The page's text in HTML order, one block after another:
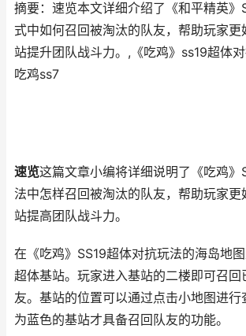
摘要：速览本文详细介绍了《和平精英》
式中如何召回被淘汰的队友，帮助玩家更
站提升团队战斗力。,《吃鸡》ss19超体
吃鸡ss7
速览这篇文章小编将详细说明了《吃鸡》
法中怎样召回被淘汰的队友，帮助玩家更
站提高团队战斗力。
在《吃鸡》SS19超体对抗玩法的海岛地
超体基站。玩家进入基站的二楼即可召回
友。基站的位置可以通过点击小地图进行
为蓝色的基站才具备召回队友的功能。